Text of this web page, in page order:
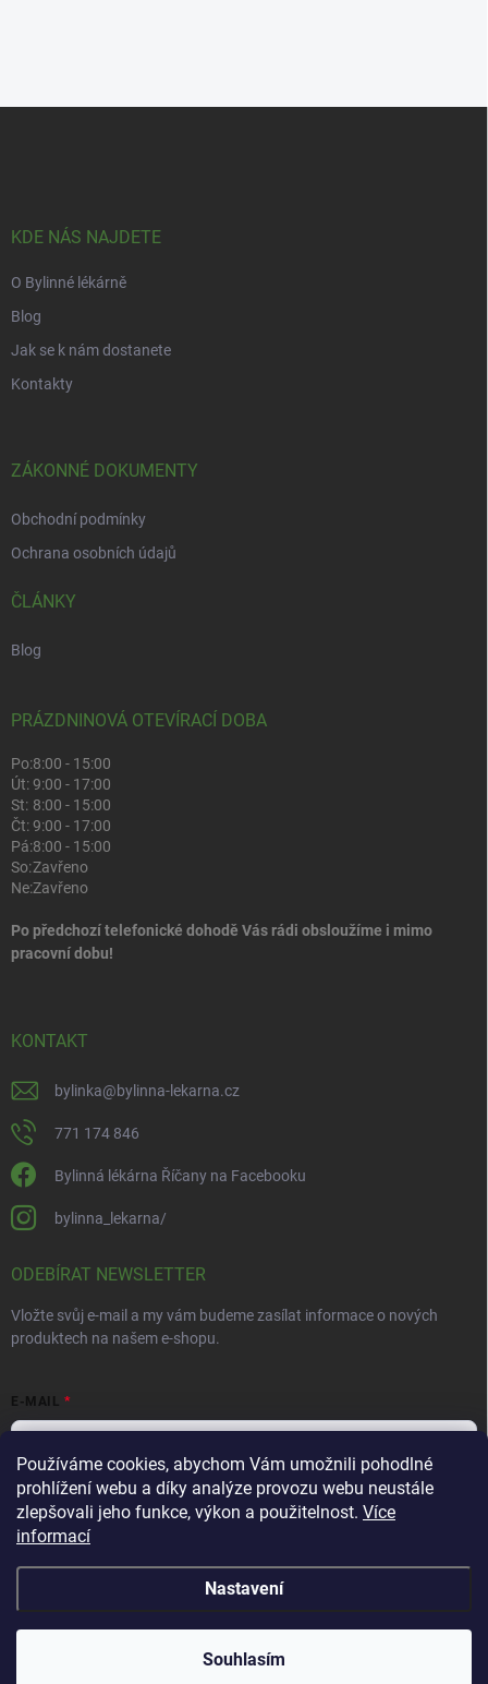
Používáme cookies, abychom Vám umožnili pohodlné
prohlížení webu a díky analýze provozu webu neustále
zlepšovali jeho funkce, výkon a použitelnost. Více
informací
Nastavení
Souhlasím
KDE NÁS NAJDETE
O Bylinné lékárně
Blog
Jak se k nám dostanete
Kontakty
ZÁKONNÉ DOKUMENTY
Obchodní podmínky
Ochrana osobních údajů
ČLÁNKY
Blog
PRÁZDNINOVÁ OTEVÍRACÍ DOBA
Po:8:00 - 15:00
Út:9:00 - 17:00
St: 8:00 - 15:00
Čt:9:00 - 17:00
Pá:8:00 - 15:00
So:Zavřeno
Ne:Zavřeno
Po předchozí telefonické dohodě Vás rádi obsloužíme i mimo
pracovní dobu!
KONTAKT
bylinka@bylinna-lekarna.cz
771 174 846
Bylinná lékárna Říčany na Facebooku
bylinna_lekarna/
ODEBÍRAT NEWSLETTER
Vložte svůj e-mail a my vám budeme zasílat informace o nových
produktech na našem e-shopu.
E-MAIL
Vložením e-mailu souhlasíte spodmínkami ochrany osobních údajů
Přihlásit se
Bylinná lékárna . Všechna práva vyhrazena.